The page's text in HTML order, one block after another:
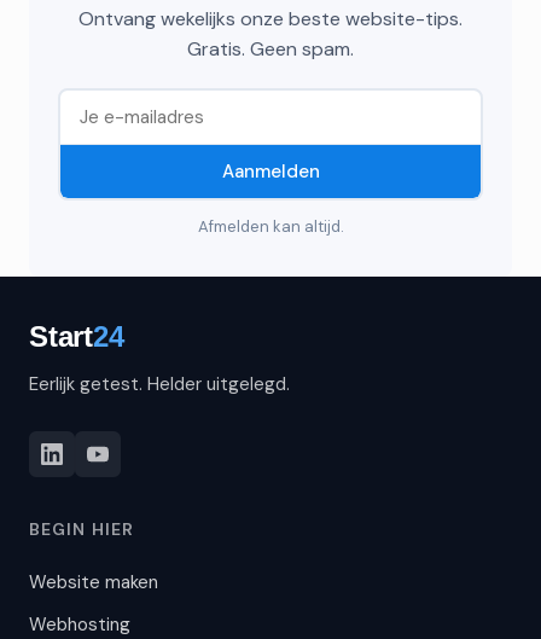
Ontvang wekelijks onze beste website-tips.
Gratis. Geen spam.
Aanmelden
Afmelden kan altijd.
Eerlijk getest. Helder uitgelegd.
BEGIN HIER
Website maken
Webhosting